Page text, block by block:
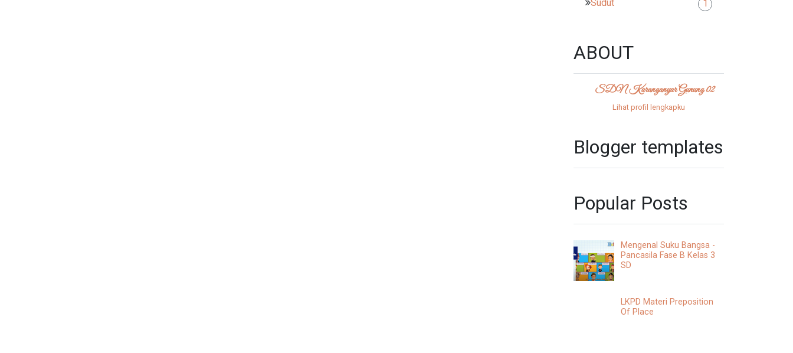
Sudut
1
ABOUT
SDN Karanganyar Gunung 02
Lihat profil lengkapku
Blogger templates
Popular Posts
Mengenal Suku Bangsa -
Pancasila Fase B Kelas 3
SD
LKPD Materi Preposition
Of Place